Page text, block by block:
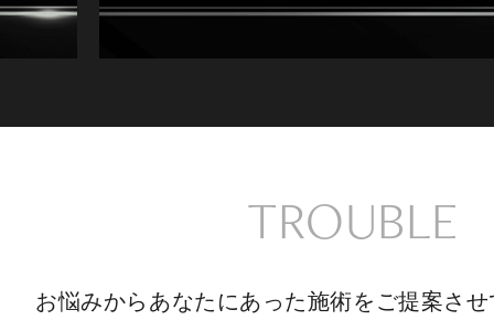
TROUBLE
お悩みからあなたにあった施術をご提案さ